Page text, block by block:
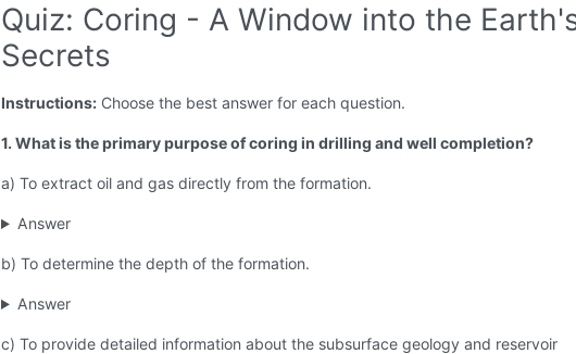
Quiz: Coring - A Window into the
Secrets
Instructions: Choose the best answer for each question.
1. What is the primary purpose of coring in drilling and well completion?
a) To extract oil and gas directly from the formation.
Answer
b) To determine the depth of the formation.
Answer
c) To provide detailed information about the subsurface geology and reservoir